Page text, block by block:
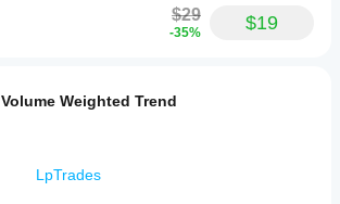
$29
-35% $19
Volume Weighted Trend
LpTrades